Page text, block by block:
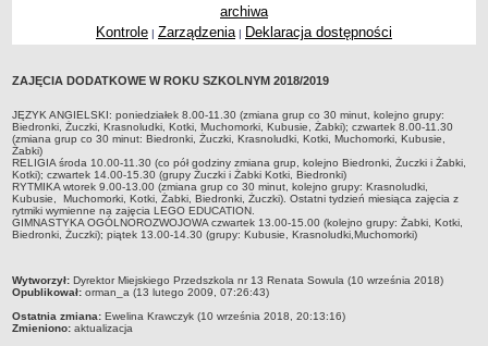
Techniczne Zakłady Naukowe
PRZEDSZKOLA
ARCHIWUM SZKÓŁ I PLACÓWEK
Zlikwidowane gimnazja
Przekształcone szkoły i placówki
Wielofunkcyjna Placówka
SPECJALNE OŚRODKI SZKOLNO-WYCHOWAWCZE
Specjalny Ośrodek nr 1
Specjalny Ośrodek nr 5
Dane podstawowe
Statut
archiwa
Kontrole | Zarządzenia | Deklaracja dostępności
ZAJĘCIA DODATKOWE W ROKU SZKOLNYM 2018/2019
JĘZYK ANGIELSKI: poniedziałek 8.00-11.30 (zmiana grup co 30 minut, kolejno grupy:
Biedronki, Żuczki, Krasnoludki, Kotki, Muchomorki, Kubusie, Żabki); czwartek 8.00-11.30
(zmiana grup co 30 minut: Biedronki, Żuczki, Krasnoludki, Kotki, Muchomorki, Kubusie,
Żabki)
RELIGIA środa 10.00-11.30 (co pół godziny zmiana grup, kolejno Biedronki, Żuczki i Żabki,
Kotki); czwartek 14.00-15.30 (grupy Żuczki i Żabki Kotki, Biedronki)
RYTMIKA wtorek 9.00-13.00 (zmiana grup co 30 minut, kolejno grupy: Krasnoludki,
Kubusie, Muchomorki, Kotki, Żabki, Biedronki, Żuczki). Ostatni tydzień miesiąca zajęcia z
rytmiki wymienne na zajęcia LEGO EDUCATION.
GIMNASTYKA OGÓLNOROZWOJOWA czwartek 13.00-15.00 (kolejno grupy: Żabki, Kotki,
Biedronki, Żuczki); piątek 13.00-14.30 (grupy: Kubusie, Krasnoludki,Muchomorki)
metryczka
Wytworzył: Dyrektor Miejskiego Przedszkola nr 13 Renata Sowula (10 września 2018)
Opublikował: orman_a (13 lutego 2009, 07:26:43)
Ostatnia zmiana: Ewelina Krawczyk (10 września 2018, 20:13:16)
Zmieniono: aktualizacja